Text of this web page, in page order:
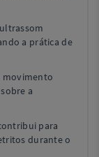
a prática de
movimento
a
para
durante o